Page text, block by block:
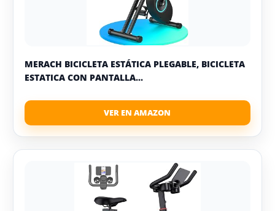
MERACH BICICLETA ESTÁTICA PLEGABLE, BICICLETA
ESTATICA CON PANTALLA...